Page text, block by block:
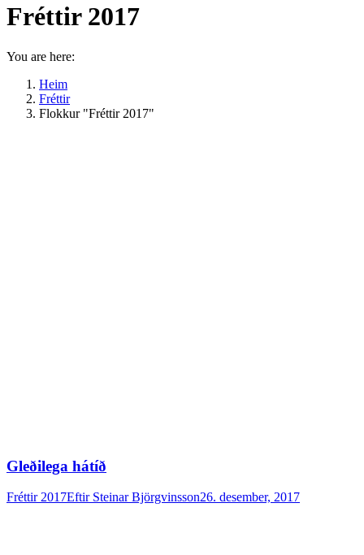
Fréttir 2017
You are here:
Heim
Fréttir
Flokkur "Fréttir 2017"
Gleðilega hátíð
Fréttir 2017Eftir Steinar Björgvinsson26. desember, 2017